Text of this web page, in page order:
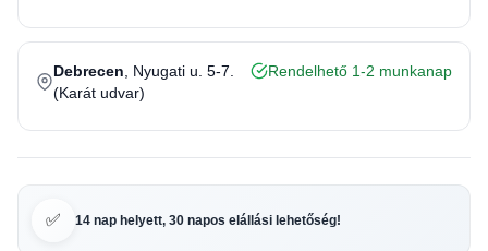
Debrecen , Nyugati u. 5-7.
(Karát udvar)
Rendelhető 1-2 munkanap
✅ 14 nap helyett, 30 napos elállási lehetőség!